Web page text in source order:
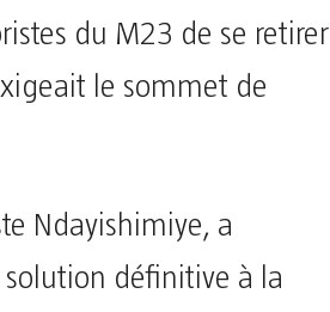
du M23 de se retirer
le sommet de
Ndayishimiye, a
solution définitive à la